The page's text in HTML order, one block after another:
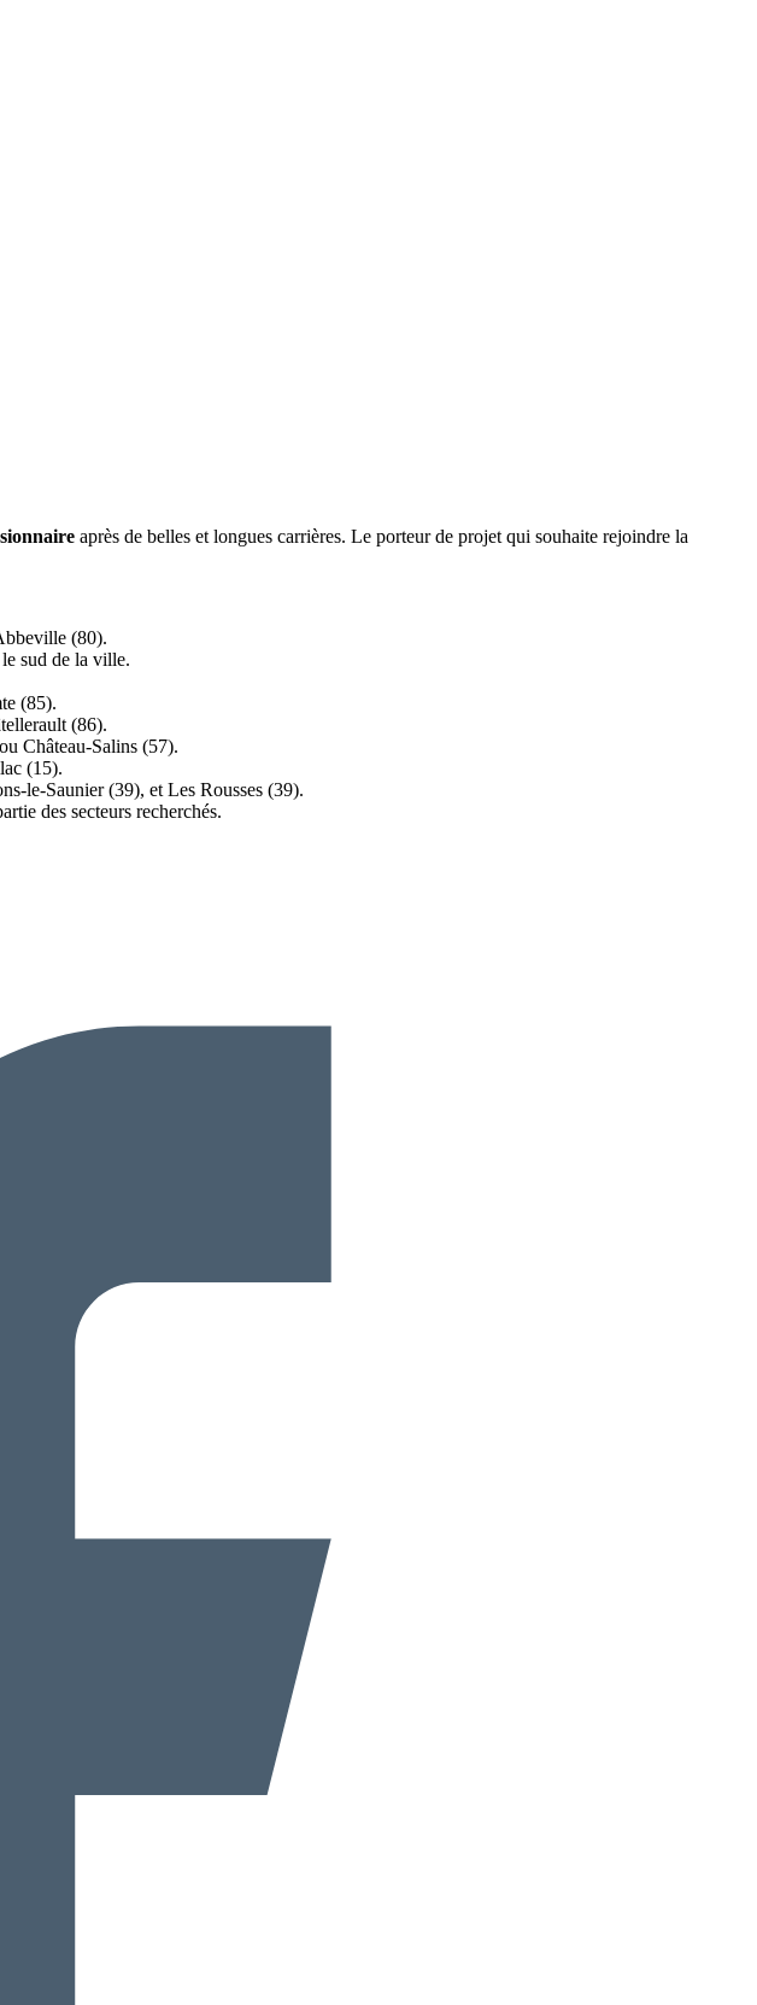
après de belles et longues carrières. Le porteur de projet qui souhaite rejoindre la
(80).
sud de la ville.
(85).
(86).
Château-Salins (57).
(15).
le-Saunier (39), et Les Rousses (39).
des secteurs recherchés.